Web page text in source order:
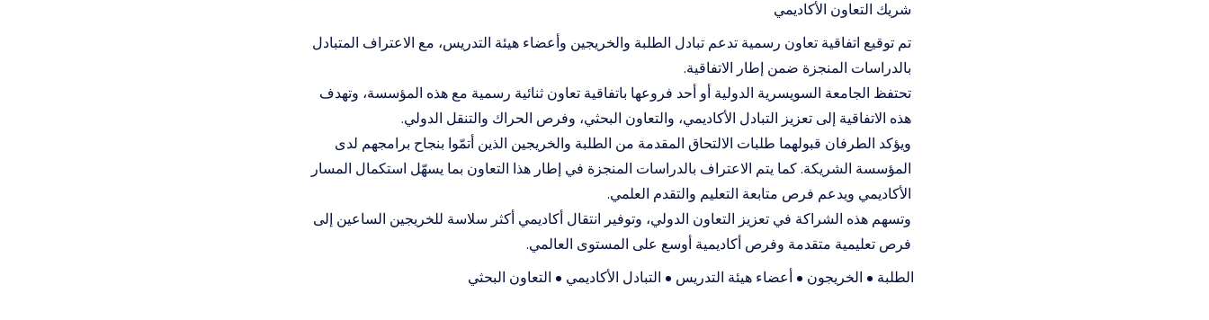
شريك التعاون الأكاديمي
تم توقيع اتفاقية تعاون رسمية تدعم تبادل الطلبة والخريجين وأعضاء هيئة التدريس، مع الاعتراف المتبادل
بالدراسات المنجزة ضمن إطار الاتفاقية.
تحتفظ الجامعة السويسرية الدولية أو أحد فروعها باتفاقية تعاون ثنائية رسمية مع هذه المؤسسة، وتهدف
هذه الاتفاقية إلى تعزيز التبادل الأكاديمي، والتعاون البحثي، وفرص الحراك والتنقل الدولي.
ويؤكد الطرفان قبولهما طلبات الالتحاق المقدمة من الطلبة والخريجين الذين أتمّوا بنجاح برامجهم لدى
المؤسسة الشريكة. كما يتم الاعتراف بالدراسات المنجزة في إطار هذا التعاون بما يسهّل استكمال المسار
الأكاديمي ويدعم فرص متابعة التعليم والتقدم العلمي.
وتسهم هذه الشراكة في تعزيز التعاون الدولي، وتوفير انتقال أكاديمي أكثر سلاسة للخريجين الساعين إلى
فرص تعليمية متقدمة وفرص أكاديمية أوسع على المستوى العالمي.
الطلبة • الخريجون • أعضاء هيئة التدريس • التبادل الأكاديمي • التعاون البحثي